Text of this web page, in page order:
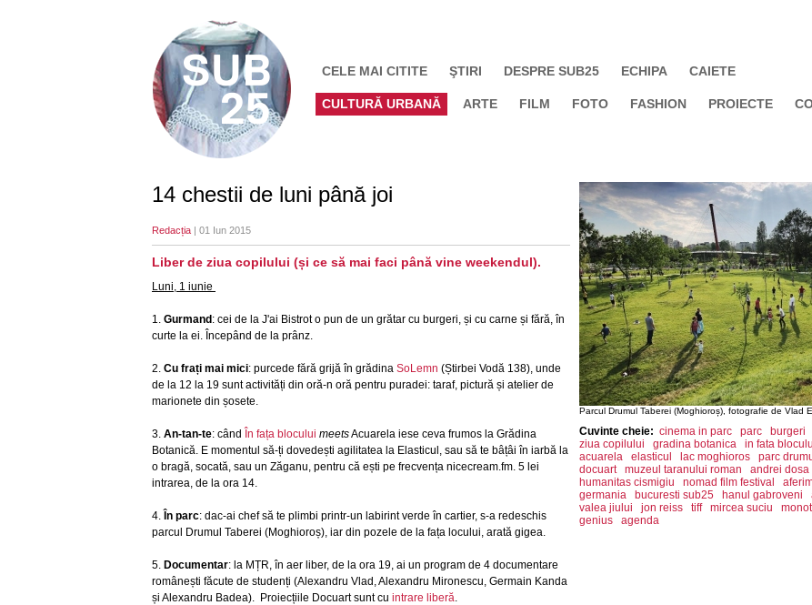
CELE MAI CITITE ŞTIRI DESPRE SUB25 ECHIPA CAIETE
CULTURĂ URBANĂ ARTE FILM FOTO FASHION PROIECTE
14 chestii de luni până joi
Redacția | 01 Iun 2015
Liber de ziua copilului (și ce să mai faci până vine weekendul).
Luni, 1 iunie
1. Gurmand : cei de la J'ai Bistrot o pun de un grătar cu burgeri, și cu carne și fără, în
curte la ei. Începând de la prânz.
2. Cu frați mai mici: purcede fără grijă în grădina SoLemn (Știrbei Vodă 138), unde
de la 12 la 19 sunt activități din oră-n oră pentru puradei: taraf, pictură și atelier de
marionete din șosete.
3. An-tan-te: când În fața blocului meetsAcuarela iese ceva frumos la Grădina
Botanică. E momentul să-ți dovedești agilitatea la Elasticul, sau să te bâțâi în iarbă la
o bragă, socată, sau un Zăganu, pentru că ești pe frecvența nicecream.fm. 5 lei
intrarea, de la ora 14.
4. În parc: dac-ai chef să te plimbi printr-un labirint verde în cartier, s-a redeschis
parcul Drumul Taberei (Moghioroș), iar din pozele de la fața locului, arată gigea.
5. Documentar: la MȚR, în aer liber, de la ora 19, ai un program de 4 documentare
românești făcute de studenți (Alexandru Vlad, Alexandru Mironescu, Germain Kanda
și Alexandru Badea). Proiecțiile Docuart sunt cu intrare liberă.
Parcul Drumul Taberei (Moghioroș), fotografie de Vlad
Cuvinte cheie: cinema in parc parc burgeri
ziua copilului
gradina botanica in fata
acuarela
elasticul lac moghioros parc
docuart
muzeul taranului roman andrei dosa
humanitas cismigiu
nomad film festival
germania
bucuresti sub25 hanul gabroveni
valea jiului
jon reiss tiff mircea suciu
genius
agenda